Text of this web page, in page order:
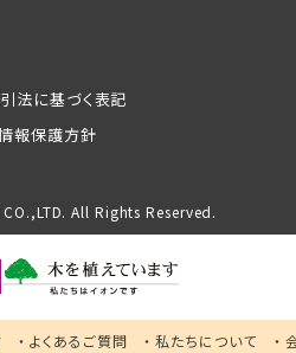
よくあるご質問 私たちについて
法に基づく表記
報保護方針
All Rights Reserved.